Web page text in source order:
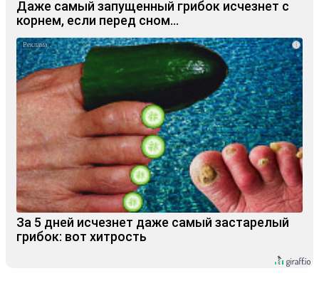
Даже самый запущенный грибок исчезнет с
корнем, если перед сном…
i
За 5 дней исчезнет даже самый застарелый
грибок: вот хитрость